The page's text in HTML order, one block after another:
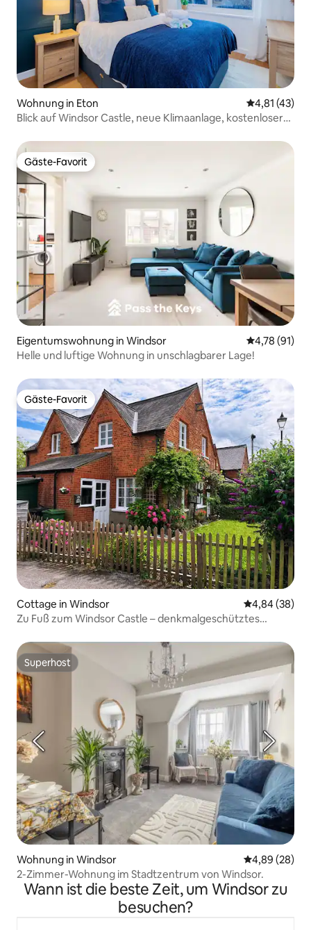
Wohnung in Eton
4,81 (43)
Blick auf Windsor Castle, neue Klimaanlage, kostenloser
Gäste-Favorit
Gäste-Favorit
Eigentumswohnung in Windsor
4,78 (91)
Helle und luftige Wohnung in unschlagbarer Lage!
Gäste-Favorit
Gäste-Favorit
Cottage in Windsor
4,84 (38)
Zu Fuß zum Windsor Castle – denkmalgeschütztes
Superhost
Superhost
Wohnung in Windsor
4,89 (28)
2-Zimmer-Wohnung im Stadtzentrum von Windsor.
Wann ist die beste Zeit, um Windsor zu
besuchen?